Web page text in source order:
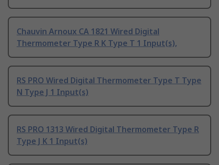
Chauvin Arnoux CA 1821 Wired Digital
Thermometer Type R K Type T 1 Input(s),
RS PRO Wired Digital Thermometer Type T Type
N Type J 1 Input(s)
RS PRO 1313 Wired Digital Thermometer Type R
Type J K 1 Input(s)